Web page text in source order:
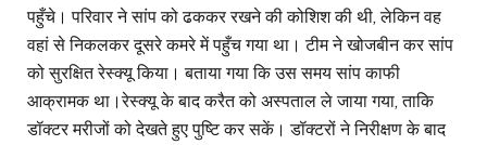
पहुँचे। परिवार ने सांप को ढककर रखने की कोशिश की थी, लेकिन वह
वहां से निकलकर दूसरे कमरे में पहुँच गया था। टीम ने खोजबीन कर सांप
को सुरक्षित रेस्क्यू किया। बताया गया कि उस समय सांप काफी
आक्रामक था।रेस्क्यू के बाद करैत को अस्पताल ले जाया गया, ताकि
डॉक्टर मरीजों को देखते हुए पुष्टि कर सकें। डॉक्टरों ने निरीक्षण के बाद